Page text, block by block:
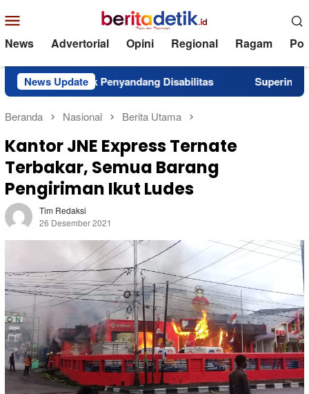
ke
kontenMobile
News Advertorial Opini Regional Ragam
News Update
Penyandang Disabilitas Superintendent NHM
Beranda Nasional Berita Utama
Kantor JNE Express Ternate
Terbakar, Semua Barang
Pengiriman Ikut Ludes
Tim Redaksi
26 Desember 2021